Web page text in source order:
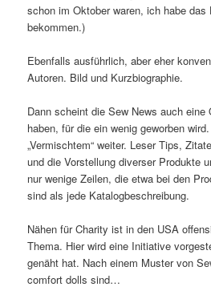
schon im Oktober waren, ich habe
bekommen.)
Ebenfalls ausführlich, aber eher
Autoren. Bild und Kurzbiographie.
Dann scheint die Sew News auch eine
haben, für die ein wenig geworben
„Vermischtem“ weiter. Leser Tips,
und die Vorstellung diverser Produkte
nur wenige Zeilen, die etwa bei den
sind als jede Katalogbeschreibung.
Nähen für Charity ist in den USA
Thema. Hier wird eine Initiative
genäht hat. Nach einem Muster von
comfort dolls sind…